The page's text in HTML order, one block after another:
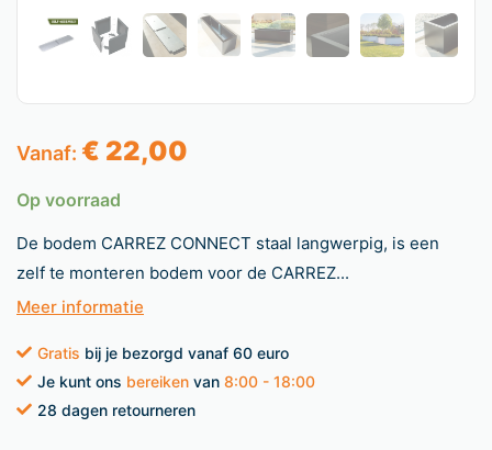
Vanaf: € 22,00
Op voorraad
De bodem CARREZ CONNECT staal langwerpig, is een
zelf te monteren bodem voor de CARREZ...
Meer informatie
Gratis bij je bezorgd vanaf 60 euro
Je kunt ons bereiken van 8:00 - 18:00
28 dagen retourneren